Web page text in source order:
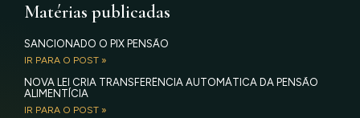
Matérias publicadas
SANCIONADO O PIX PENSÃO
IR PARA O POST »
NOVA LEI CRIA TRANSFERÊNCIA AUTOMÁTICA DA PENSÃO
ALIMENTÍCIA
IR PARA O POST »